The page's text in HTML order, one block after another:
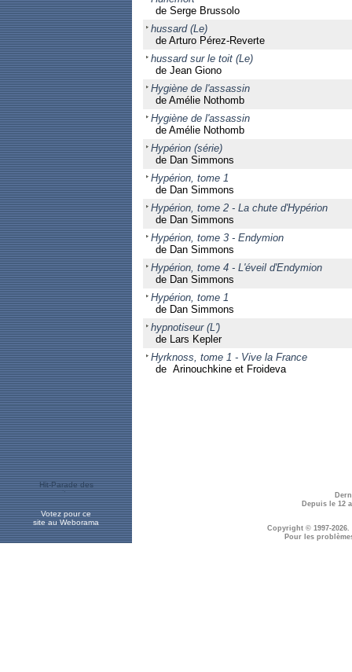
de Serge Brussolo
hussard (Le)
de Arturo Pérez-Reverte
hussard sur le toit (Le)
de Jean Giono
Hygiène de l'assassin
de Amélie Nothomb
Hygiène de l'assassin
de Amélie Nothomb
Hypérion (série)
de Dan Simmons
Hypérion, tome 1
de Dan Simmons
Hypérion, tome 2 - La chute d'Hypérion
de Dan Simmons
Hypérion, tome 3 - Endymion
de Dan Simmons
Hypérion, tome 4 - L'éveil d'Endymion
de Dan Simmons
Hypérion, tome 1
de Dan Simmons
hypnotiseur (L')
de Lars Kepler
Hyrknoss, tome 1 - Vive la France
de Arinouchkine et Froideva
Votez pour ce
site au Weborama
Depuis le 12
Copyright © 1997-2026.
Pour les